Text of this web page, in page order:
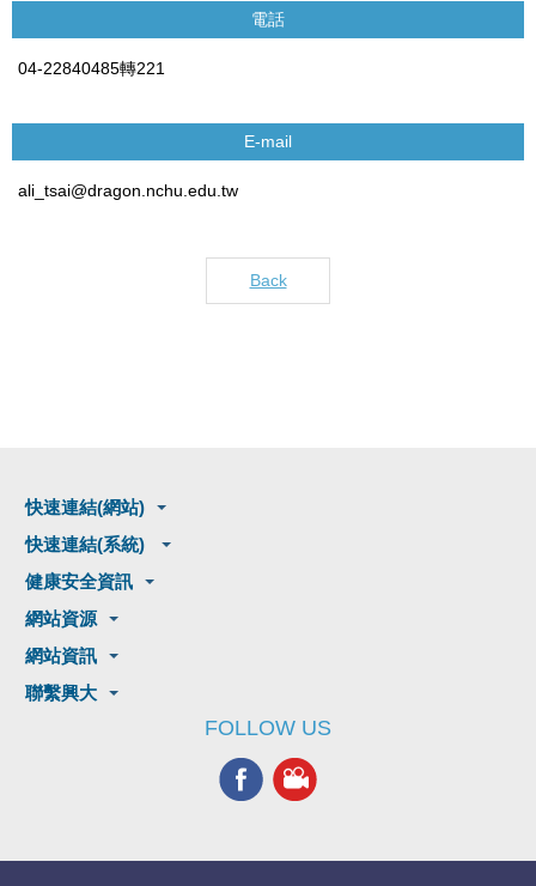
電話
04-22840485轉221
E-mail
ali_tsai@dragon.nchu.edu.tw
Back
快速連結(網站)
快速連結(系統)
健康安全資訊
網站資源
網站資訊
聯繫興大
FOLLOW US